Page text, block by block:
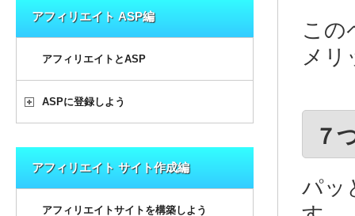
この
メリ
７
パッ
アフィリエイト ASP編
アフィリエイトとASP
ASPに登録しよう
アフィリエイト サイト作成編
アフィリエイトサイトを構築しよう